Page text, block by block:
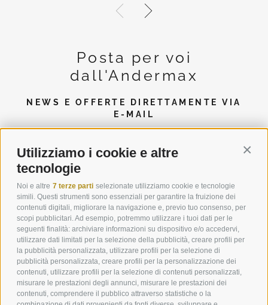
Utilizziamo i cookie e altre
tecnologie
Noi e altre 7 terze parti selezionate utilizziamo cookie e tecnologie
simili. Questi strumenti sono essenziali per garantire la fruizione dei
contenuti digitali, migliorare la navigazione e, previo tuo consenso, per
scopi pubblicitari. Ad esempio, potremmo utilizzare i tuoi dati per le
seguenti finalità: archiviare informazioni su dispositivo e/o accedervi,
utilizzare dati limitati per la selezione della pubblicità, creare profili per
la pubblicità personalizzata, utilizzare profili per la selezione di
pubblicità personalizzata, creare profili per la personalizzazione dei
contenuti, utilizzare profili per la selezione di contenuti personalizzati,
misurare le prestazioni degli annunci, misurare le prestazioni dei
contenuti, comprendere il pubblico attraverso statistiche o la
Posta per voi
dall'Andermax
NEWS E OFFERTE DIRETTAMENTE VIA
E-MAIL
ABBONATI ALLA NEWSLETTER